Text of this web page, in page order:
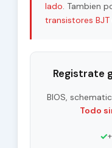
lado. Tambien
transistores BJT
Registrate
BIOS,
Todo
✓